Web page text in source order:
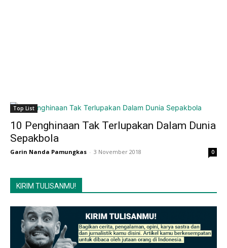
Top List
10 Penghinaan Tak Terlupakan Dalam Dunia
Sepakbola
Garin Nanda Pamungkas - 3 November 2018 0
KIRIM TULISANMU!